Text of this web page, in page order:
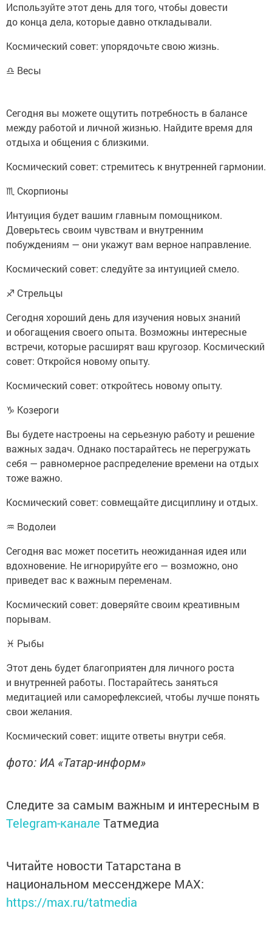
Используйте этот день для того, чтобы довести
до конца дела, которые давно откладывали.
Космический совет: упорядочьте свою жизнь.
♎ Весы
Сегодня вы можете ощутить потребность в балансе
между работой и личной жизнью. Найдите время для
отдыха и общения с близкими.
Космический совет: стремитесь к внутренней гармонии.
♏ Скорпионы
Интуиция будет вашим главным помощником.
Доверьтесь своим чувствам и внутренним
побуждениям — они укажут вам верное направление.
Космический совет: следуйте за интуицией смело.
♐ Стрельцы
Сегодня хороший день для изучения новых знаний
и обогащения своего опыта. Возможны интересные
встречи, которые расширят ваш кругозор. Космический
совет: Откройся новому опыту.
Космический совет: откройтесь новому опыту.
♑ Козероги
Вы будете настроены на серьезную работу и решение
важных задач. Однако постарайтесь не перегружать
себя — равномерное распределение времени на отдых
тоже важно.
Космический совет: совмещайте дисциплину и отдых.
♒ Водолеи
Сегодня вас может посетить неожиданная идея или
вдохновение. Не игнорируйте его — возможно, оно
приведет вас к важным переменам.
Космический совет: доверяйте своим креативным
порывам.
♓ Рыбы
Этот день будет благоприятен для личного роста
и внутренней работы. Постарайтесь заняться
медитацией или саморефлексией, чтобы лучше понять
свои желания.
Космический совет: ищите ответы внутри себя.
фото: ИА «Татар-информ»
Следите за самым важным и интересным в
Telegram-канале Татмедиа
Читайте новости Татарстана в
национальном мессенджере MАХ:
https://max.ru/tatmedia